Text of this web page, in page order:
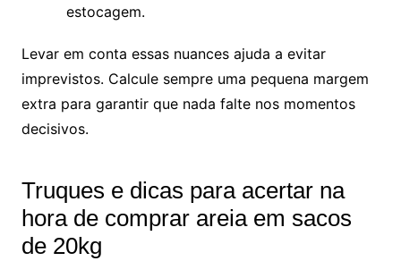
estocagem.
Levar em conta essas nuances ajuda a evitar
imprevistos. Calcule sempre uma pequena margem
extra para garantir que nada falte nos momentos
decisivos.
Truques e dicas para acertar na
hora de comprar areia em sacos
de 20kg